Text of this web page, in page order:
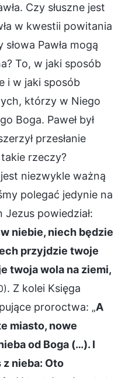
Czy słuszne jest
w kwestii powitania
Pawła mogą
To, w jaki sposób
i w jaki sposób
którzy w Niego
Boga. Paweł był
przesłanie
takie rzeczy?
niezwykle ważną
polegać jedynie na
Jezus powiedział:
niebie, niech będzie
przyjdzie twoje
twoja wola na ziemi,
. Z kolei Księga
proroctwa: „A
miasto, nowe
od Boga (…). I
z nieba: Oto